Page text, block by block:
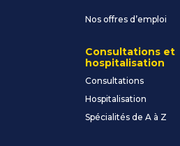
Nos offres d’emploi
Consultations et
hospitalisation
Consultations
Hospitalisation
Spécialités de A à Z